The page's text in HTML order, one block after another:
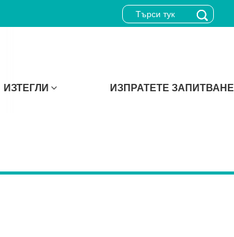
ИЗТЕГЛИ ИЗПРАТЕТЕ ЗАПИТВАНЕ